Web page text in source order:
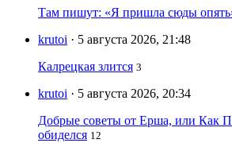
Там пишут: «Я пришла сюды
krutoi · 5 августа 2026, 21:48
Калрецкая злится 3
krutoi · 5 августа 2026, 20:34
Добрые советы от Ерша, или Как
обиделся 12